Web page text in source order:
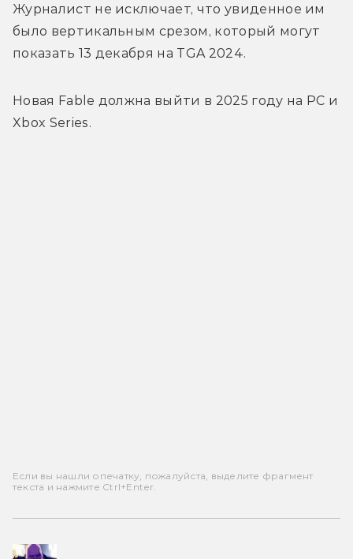
Журналист не исключает, что увиденное им
было вертикальным срезом, который могут
показать 13 декабря на TGA 2024.
Новая Fable должна выйти в 2025 году на PC и
Xbox Series.
Если вы нашли опечатку, пожалуйста, выделите фрагмент
текста и нажмите Ctrl+Enter.